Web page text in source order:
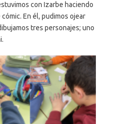
con Izarbe haciendo
En él, pudimos ojear
tres personajes; uno